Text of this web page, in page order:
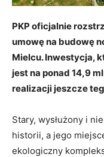
PKP oficjalnie
umowę na budowę
Mielcu. Inwestycja,
jest na ponad 14,9
realizacji jeszcze
Stary, wysłużony i
historii, a jego
ekologiczny